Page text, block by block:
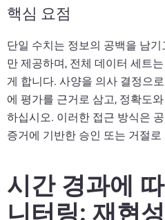
핵심 요점
단일 수치는 정보의 공백을 남
만 제공하며, 전체 데이터 세트
게 합니다. 사양을 의사 결정으
에 평가를 근거로 삼고, 정확도
하십시오. 이러한 접근 방식은
증거에 기반한 승인 또는 거절
시간 경과에
니터링: 재현성